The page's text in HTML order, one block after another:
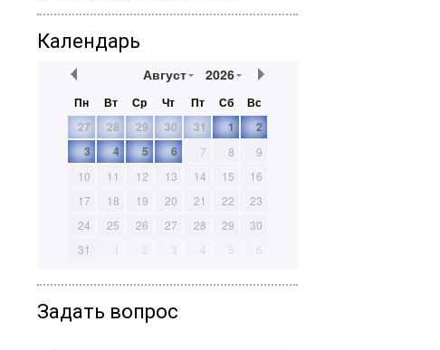
Календарь
Август 2026
Пн Вт Ср Чт Пт Сб
Вс
27
28 29 30 31 1
2
3
4 5 6 7 8
9
10
11 12 13 14 15
16
17
18 19 20 21 22
23
24
25 26 27 28 29
30
31
1 2 3 4 5 6
Задать вопрос